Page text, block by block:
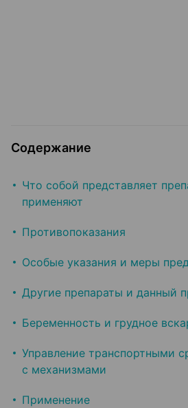
Содержание
Что собой представляет
применяют
Противопоказания
Особые указания и меры
Другие препараты и данный
Беременность и грудное
Управление транспортными
с механизмами
Применение